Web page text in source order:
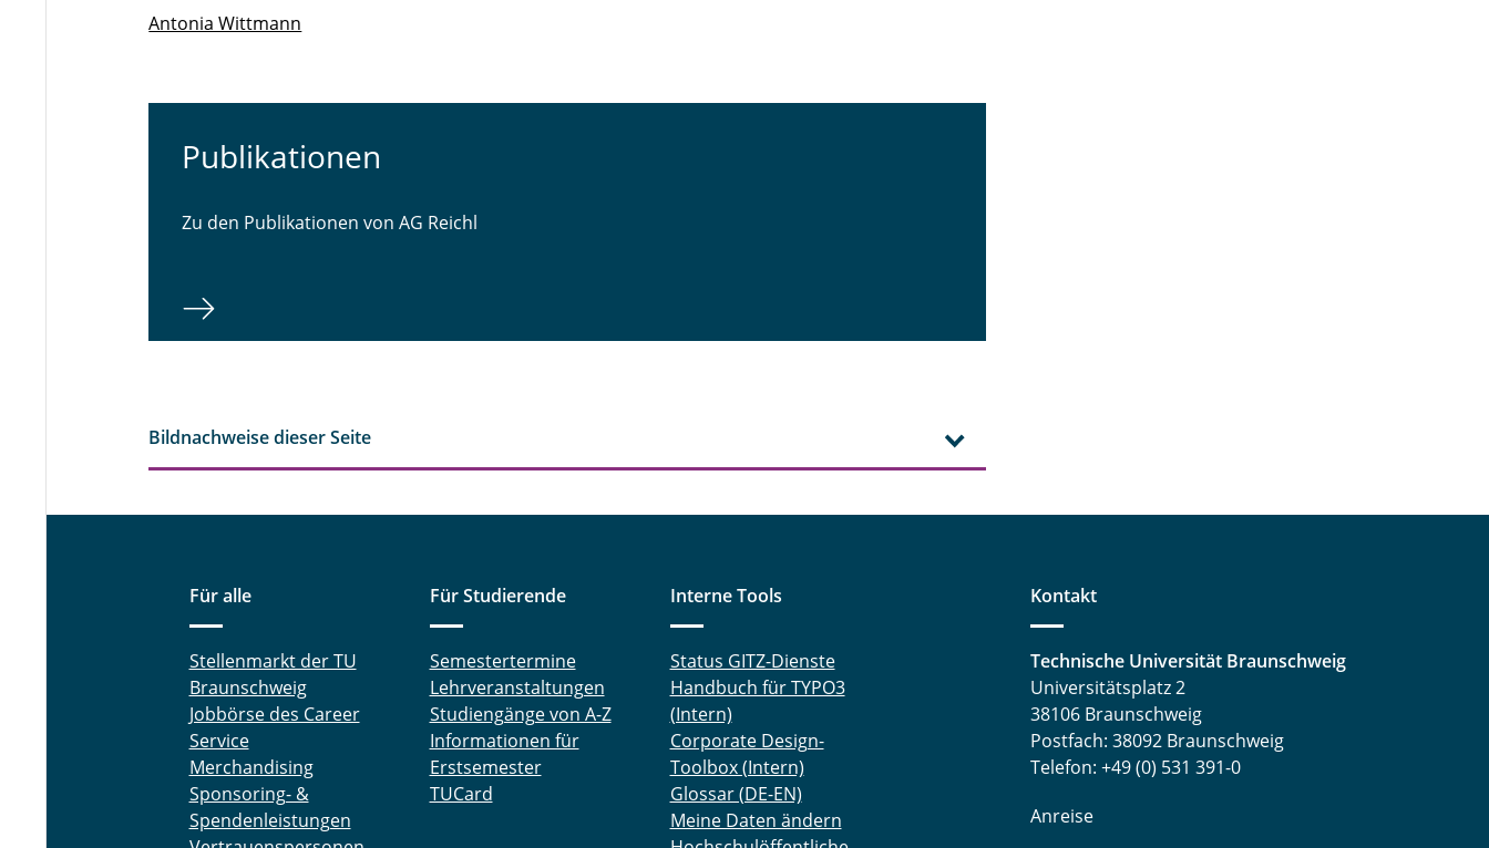
Antonia Wittmann
Publikationen
Zu den Publikationen von AG Reichl
Bildnachweise dieser Seite
Für alle
Stellenmarkt der TU
Braunschweig
Jobbörse des Career
Service
Merchandising
Sponsoring- &
Spendenleistungen
Für Studierende
Semestertermine
Lehrveranstaltungen
Studiengänge von A-Z
Informationen für
Erstsemester
TUCard
Interne Tools
Status GITZ-Dienste
Handbuch für TYPO3
(Intern)
Corporate Design-
Toolbox (Intern)
Glossar (DE-EN)
Meine Daten ändern
Kontakt
Technische Universität Braunschweig
Universitätsplatz 2
38106 Braunschweig
Postfach: 38092 Braunschweig
Telefon: +49 (0) 531 391-0
Anreise